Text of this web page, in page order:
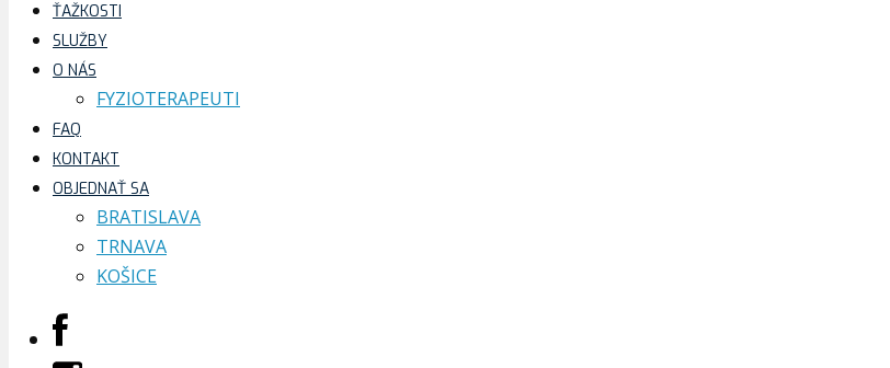
ŤAŽKOSTI
SLUŽBY
O NÁS
FYZIOTERAPEUTI
FAQ
KONTAKT
OBJEDNAŤ SA
BRATISLAVA
TRNAVA
KOŠICE